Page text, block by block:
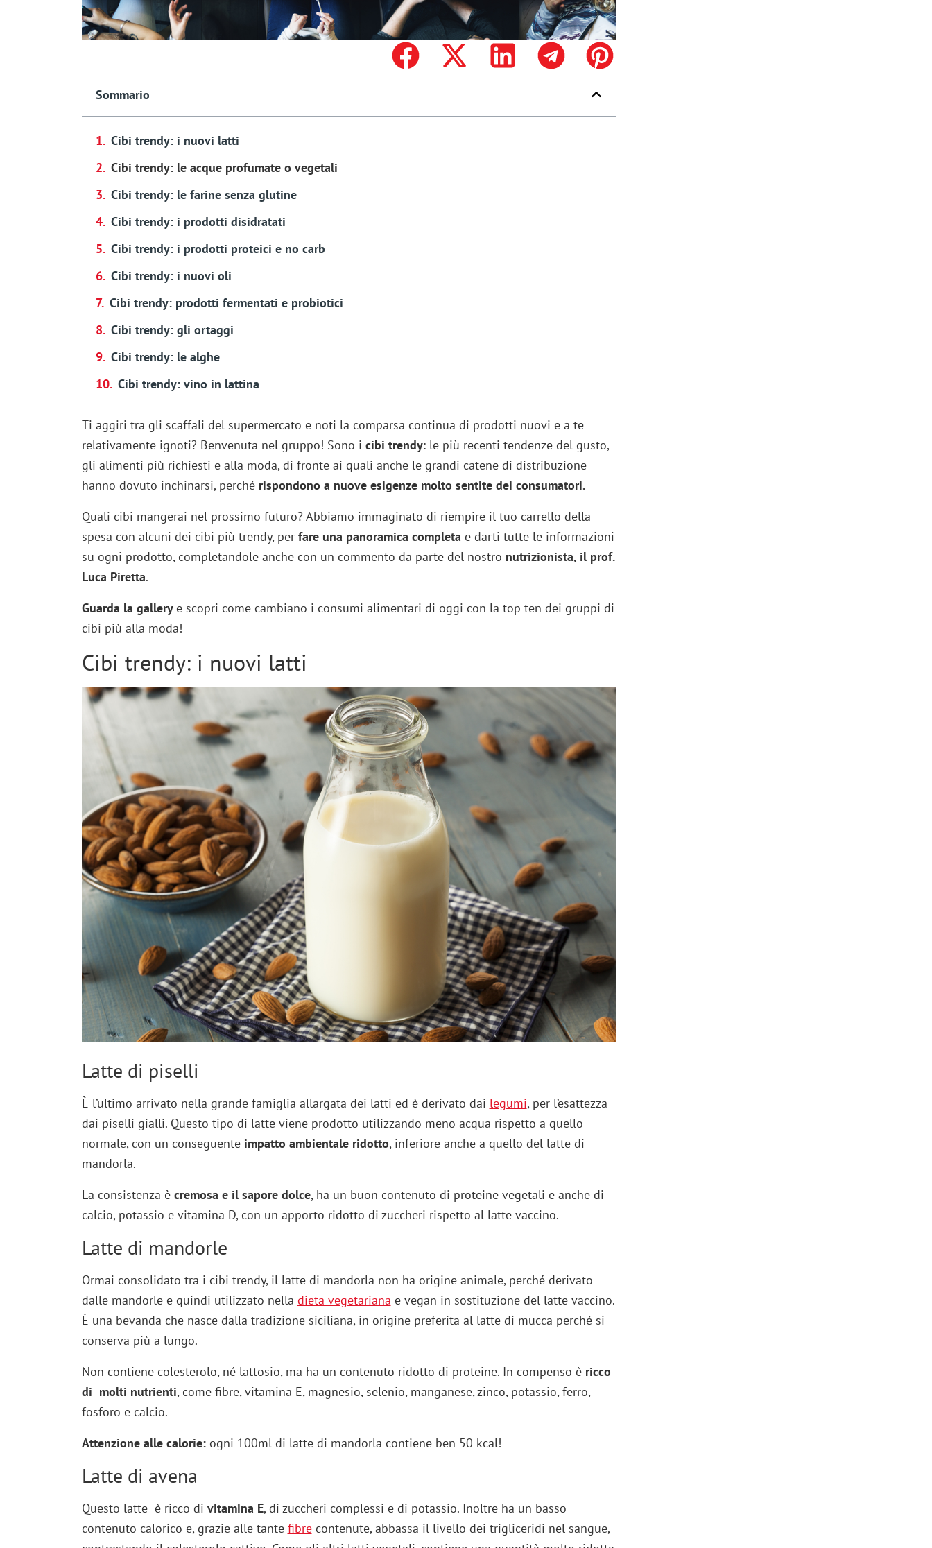
Sommario
Cibi trendy: i nuovi latti
Cibi trendy: le acque profumate o vegetali
Cibi trendy: le farine senza glutine
Cibi trendy: i prodotti disidratati
Cibi trendy: i prodotti proteici e no carb
Cibi trendy: i nuovi oli
Cibi trendy: prodotti fermentati e probiotici
Cibi trendy: gli ortaggi
Cibi trendy: le alghe
Cibi trendy: vino in lattina
Ti aggiri tra gli scaffali del supermercato e noti la comparsa continua di prodotti nuovi e a te
relativamente ignoti? Benvenuta nel gruppo! Sono i cibi trendy: le più recenti tendenze del gusto,
gli alimenti più richiesti e alla moda, di fronte ai quali anche le grandi catene di distribuzione
hanno dovuto inchinarsi, perché rispondono a nuove esigenze molto sentite dei consumatori.
Quali cibi mangerai nel prossimo futuro? Abbiamo immaginato di riempire il tuo carrello della
spesa con alcuni dei cibi più trendy, per fare una panoramica completa e darti tutte le informazioni
su ogni prodotto, completandole anche con un commento da parte del nostro nutrizionista, il prof.
Luca Piretta.
Guarda la gallery e scopri come cambiano i consumi alimentari di oggi con la top ten dei gruppi di
cibi più alla moda!
Cibi trendy: i nuovi latti
Latte di piselli
È l’ultimo arrivato nella grande famiglia allargata dei latti ed è derivato dai legumi, per l’esattezza
dai piselli gialli. Questo tipo di latte viene prodotto utilizzando meno acqua rispetto a quello
normale, con un conseguente impatto ambientale ridotto, inferiore anche a quello del latte di
mandorla.
La consistenza è cremosa e il sapore dolce, ha un buon contenuto di proteine vegetali e anche di
calcio, potassio e vitamina D, con un apporto ridotto di zuccheri rispetto al latte vaccino.
Latte di mandorle
Ormai consolidato tra i cibi trendy, il latte di mandorla non ha origine animale, perché derivato
dalle mandorle e quindi utilizzato nella dieta vegetariana e vegan in sostituzione del latte vaccino.
È una bevanda che nasce dalla tradizione siciliana, in origine preferita al latte di mucca perché si
conserva più a lungo.
Non contiene colesterolo, né lattosio, ma ha un contenuto ridotto di proteine. In compenso è ricco
di molti nutrienti, come fibre, vitamina E, magnesio, selenio, manganese, zinco, potassio, ferro,
fosforo e calcio.
Attenzione alle calorie:ogni 100ml di latte di mandorla contiene ben 50 kcal!
Latte di avena
Questo latte è ricco di vitamina E, di zuccheri complessi e di potassio. Inoltre ha un basso
contenuto calorico e, grazie alle tante fibrecontenute, abbassa il livello dei trigliceridi nel sangue,